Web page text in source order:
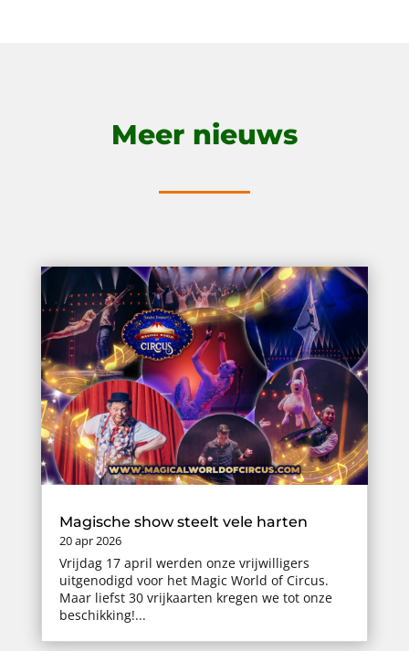
Meer nieuws
Magische show steelt vele harten
20 apr 2026
Vrijdag 17 april werden onze vrijwilligers
uitgenodigd voor het Magic World of Circus.
Maar liefst 30 vrijkaarten kregen we tot onze
beschikking!...